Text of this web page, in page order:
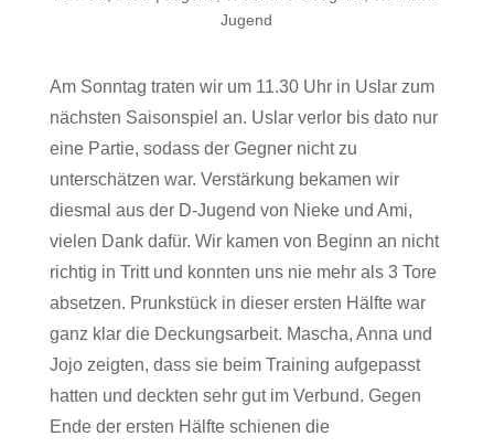
Jugend
Am Sonntag traten wir um 11.30 Uhr in Uslar zum
nächsten Saisonspiel an. Uslar verlor bis dato nur
eine Partie, sodass der Gegner nicht zu
unterschätzen war. Verstärkung bekamen wir
diesmal aus der D-Jugend von Nieke und Ami,
vielen Dank dafür. Wir kamen von Beginn an nicht
richtig in Tritt und konnten uns nie mehr als 3 Tore
absetzen. Prunkstück in dieser ersten Hälfte war
ganz klar die Deckungsarbeit. Mascha, Anna und
Jojo zeigten, dass sie beim Training aufgepasst
hatten und deckten sehr gut im Verbund. Gegen
Ende der ersten Hälfte schienen die
Hallenheft
Kooperationen
Termine
Intern